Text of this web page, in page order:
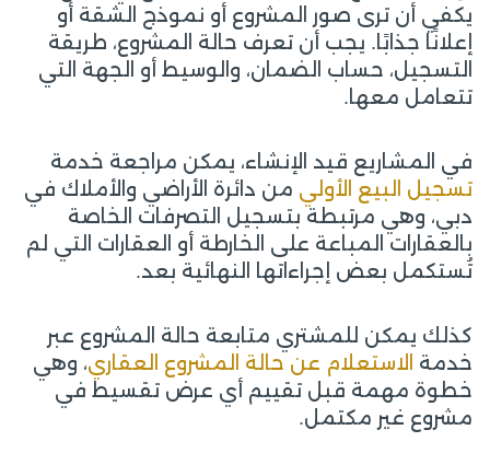
يكفي أن ترى صور المشروع أو نموذج الشقة أو
إعلانًا جذابًا. يجب أن تعرف حالة المشروع، طريقة
التسجيل، حساب الضمان، والوسيط أو الجهة التي
تتعامل معها.
في المشاريع قيد الإنشاء، يمكن مراجعة خدمة
تسجيل البيع الأولي من دائرة الأراضي والأملاك في
دبي، وهي مرتبطة بتسجيل التصرفات الخاصة
بالعقارات المباعة على الخارطة أو العقارات التي لم
تُستكمل بعض إجراءاتها النهائية بعد.
كذلك يمكن للمشتري متابعة حالة المشروع عبر
خدمة الاستعلام عن حالة المشروع العقاري، وهي
خطوة مهمة قبل تقييم أي عرض تقسيط في
مشروع غير مكتمل.